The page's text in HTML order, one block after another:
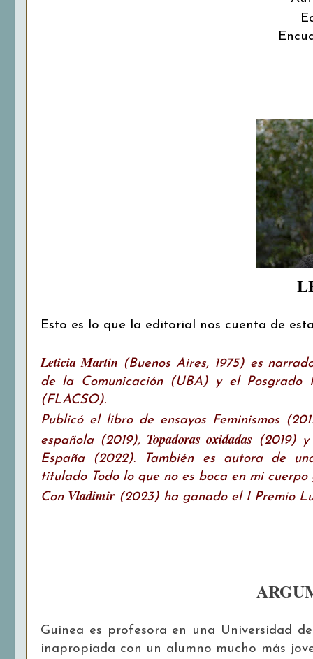
Esto es lo que la editorial nos cuenta de
Leticia Martin (Buenos Aires, 1975) es
de la Comunicación (UBA) y el Posgrado
(FLACSO).
Publicó el libro de ensayos Feminismos
española (2019), Topadoras oxidadas (2019)
España (2022). También es autora de
titulado Todo lo que no es boca en mi
Con Vladimir (2023) ha ganado el I Premio
Guinea es profesora en una Universidad
inapropiada con un alumno mucho más